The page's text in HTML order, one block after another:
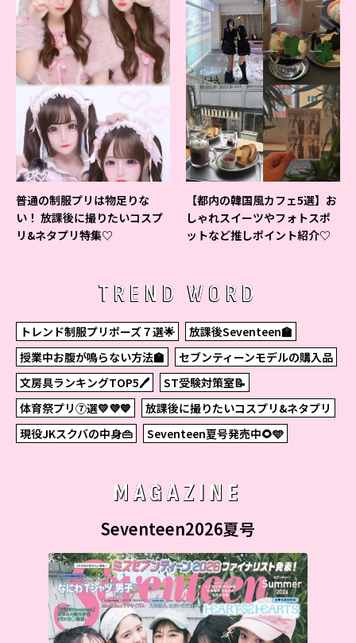
普通の制服プリは物足りな
い！ 放課後に撮りたいコスプ
リ&ネタプリ特集♡
【都内の韓国風カフェ5選】お
しゃれスイーツやフォトスポ
ットなど推しポイント紹介♡
TREND WORD
トレンド制服プリポーズ７選🌟
放課後Seventeen🏫
授業中お腹が鳴らない方法🏫
セブンティーンモデルの購入品
文房具ランキングTOP5🖊
ST受験対策室📝
体育祭プリ⑦選💛💜💙
放課後に撮りたいコスプリ&ネタプリ
現役JKスクバの中身👜
Seventeen夏号発売中🌻🩵
MAGAZINE
Seventeen2026夏号